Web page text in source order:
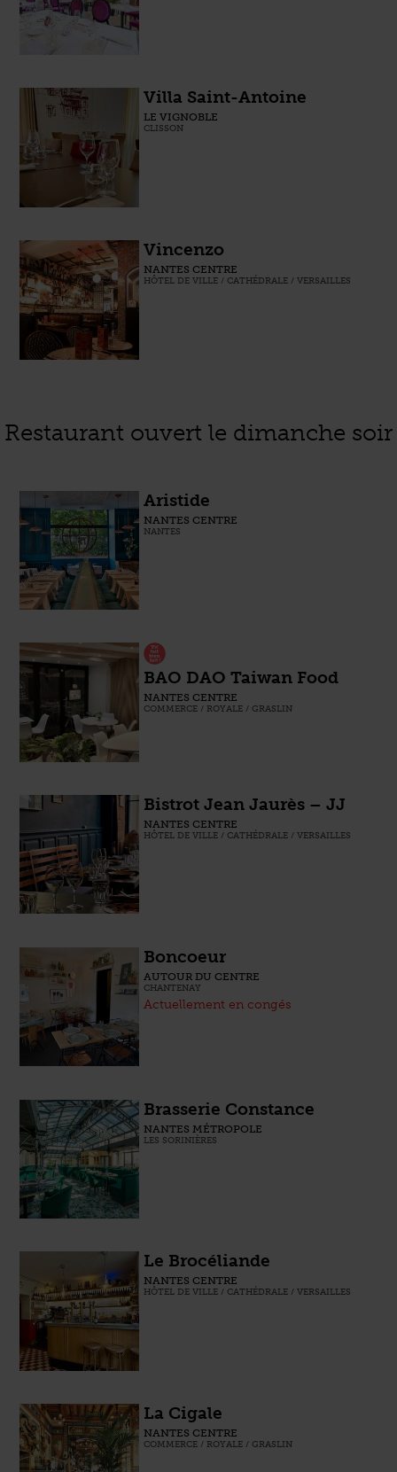
Villa Saint-Antoine
LE VIGNOBLE
CLISSON
Vincenzo
NANTES CENTRE
HÔTEL DE VILLE / CATHÉDRALE / VERSAILLES
Restaurant ouvert le dimanche soir
Aristide
NANTES CENTRE
NANTES
BAO DAO Taiwan Food
NANTES CENTRE
COMMERCE / ROYALE / GRASLIN
Bistrot Jean Jaurès – JJ
NANTES CENTRE
HÔTEL DE VILLE / CATHÉDRALE / VERSAILLES
Boncoeur
AUTOUR DU CENTRE
CHANTENAY
Actuellement en congés
Brasserie Constance
NANTES MÉTROPOLE
LES SORINIÈRES
Le Brocéliande
NANTES CENTRE
HÔTEL DE VILLE / CATHÉDRALE / VERSAILLES
La Cigale
NANTES CENTRE
COMMERCE / ROYALE / GRASLIN